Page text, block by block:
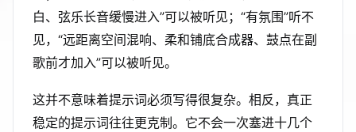
白、弦乐长音缓慢进入”可以被听见；“有氛围”听不
见，“远距离空间混响、柔和铺底合成器、鼓点在副
歌前才加入”可以被听见。
这并不意味着提示词必须写得很复杂。相反，真正
稳定的提示词往往更克制。它不会一次塞进十几个